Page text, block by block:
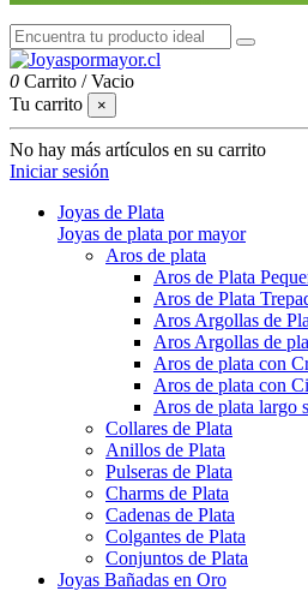
0 Carrito /Vacio
Tu carrito
×
No hay más artículos en su carrito
Iniciar sesión
Joyas de Plata
Joyas de plata por mayor
Aros de plata
Aros de Plata
Aros de Plata
Aros Argollas de
Aros Argollas de
Aros de plata con
Aros de plata con
Aros de plata largo
Collares de Plata
Anillos de Plata
Pulseras de Plata
Charms de Plata
Cadenas de Plata
Colgantes de Plata
Conjuntos de Plata
Joyas Bañadas en Oro